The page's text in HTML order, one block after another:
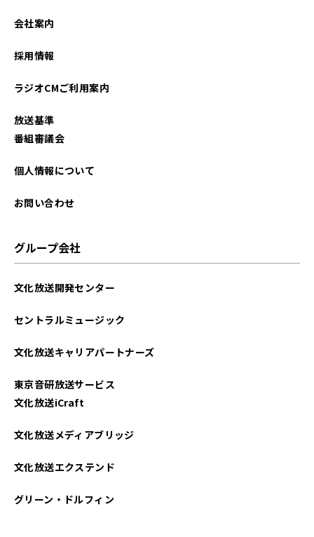
会社案内
採用情報
ラジオCMご利用案内
放送基準
番組審議会
個人情報について
お問い合わせ
グループ会社
文化放送開発センター
セントラルミュージック
文化放送キャリアパートナーズ
東京音研放送サービス
文化放送iCraft
文化放送メディアブリッジ
文化放送エクステンド
グリーン・ドルフィン